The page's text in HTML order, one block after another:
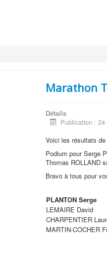
Marathon
Détails
Publication :
Voici les résultats de
Podium pour Serge
Thomas ROLLAND
Bravo à tous pour
PLANTON Serge
LEMAIRE David
CHARPENTIER
MARTIN-COCHER